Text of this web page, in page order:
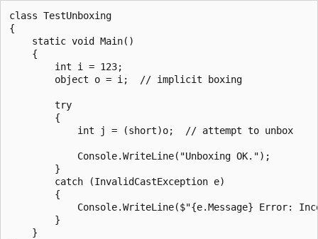
class TestUnboxing
{
    static void Main()
    {
        int i = 123;
        object o = i;  // implicit boxing
        try
        {
            int j = (short)o;  // attempt to unbox
            Console.WriteLine("Unboxing OK.");
        }
        catch (InvalidCastException e)
        {
Console.WriteLine($"{e.Message} Error:
        }
    }